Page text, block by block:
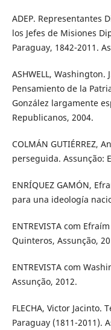
ADEP. Representantes
los Jefes de Misiones
Paraguay, 1842-2011.
ASHWELL, Washington.
Pensamiento de la
González largamente
Republicanos, 2004.
COLMÁN GUTIÉRREZ,
perseguida. Assunção:
ENRÍQUEZ GAMÓN,
para una ideología
ENTREVISTA com
Quinteros, Assunção,
ENTREVISTA com
Assunção, 2012.
FLECHA, Victor Jacinto.
Paraguay (1811-2011).